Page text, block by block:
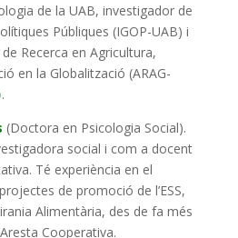
de la UAB, investigador de
Públiques (IGOP-UAB) i
Recerca en Agricultura,
en la Globalització (ARAG-
.
(Doctora en Psicologia Social).
social i com a docent
Té experiència en el
de promoció de l’ESS,
Alimentària, des de fa més
Cooperativa.